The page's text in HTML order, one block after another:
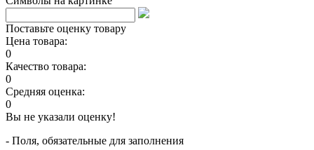
Поставьте оценку товару
Цена товара:
0
Качество товара:
0
Средняя оценка:
0
Вы не указали оценку!
- Поля, обязательные для заполнения